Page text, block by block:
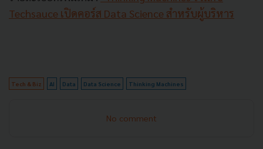
Techsauce เปิดคอร์ส Data Science สำหรับผู้บริหาร
Tech & Biz AI Data Data Science Thinking Machines
No comment